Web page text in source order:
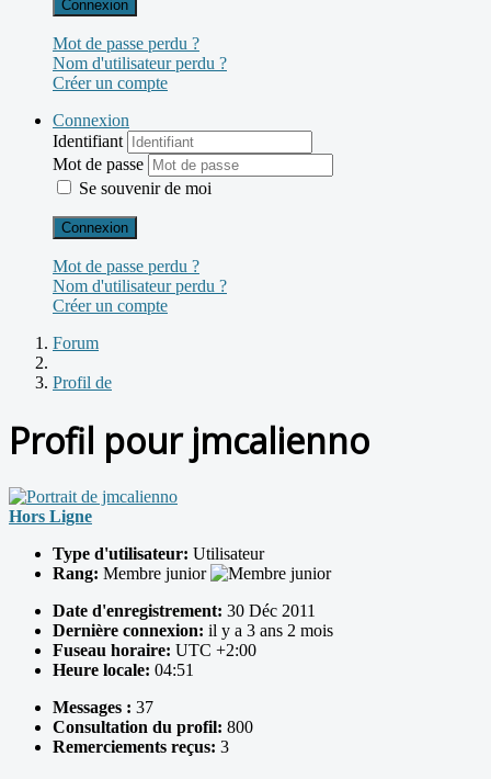
Connexion
Mot de passe perdu ?
Nom d'utilisateur perdu ?
Créer un compte
Connexion
Identifiant
Mot de passe
Se souvenir de moi
Connexion
Mot de passe perdu ?
Nom d'utilisateur perdu ?
Créer un compte
Forum
Profil de
Profil pour jmcalienno
Hors Ligne
Type d'utilisateur: Utilisateur
Rang: Membre junior
Date d'enregistrement: 30 Déc 2011
Dernière connexion: il y a 3 ans 2 mois
Fuseau horaire: UTC +2:00
Heure locale: 04:51
Messages : 37
Consultation du profil: 800
Remerciements reçus: 3